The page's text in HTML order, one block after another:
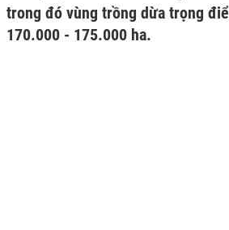
trong đó vùng trồng dừa trọng
170.000 - 175.000 ha.